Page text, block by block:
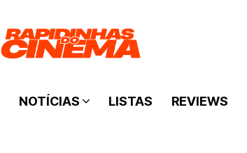
NOTÍCIAS LISTAS REVIEWS